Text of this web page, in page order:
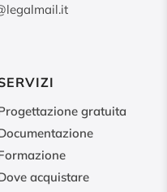
gratuita
acquistare